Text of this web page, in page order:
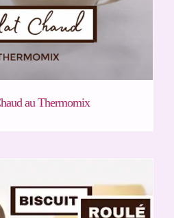
au Thermomix